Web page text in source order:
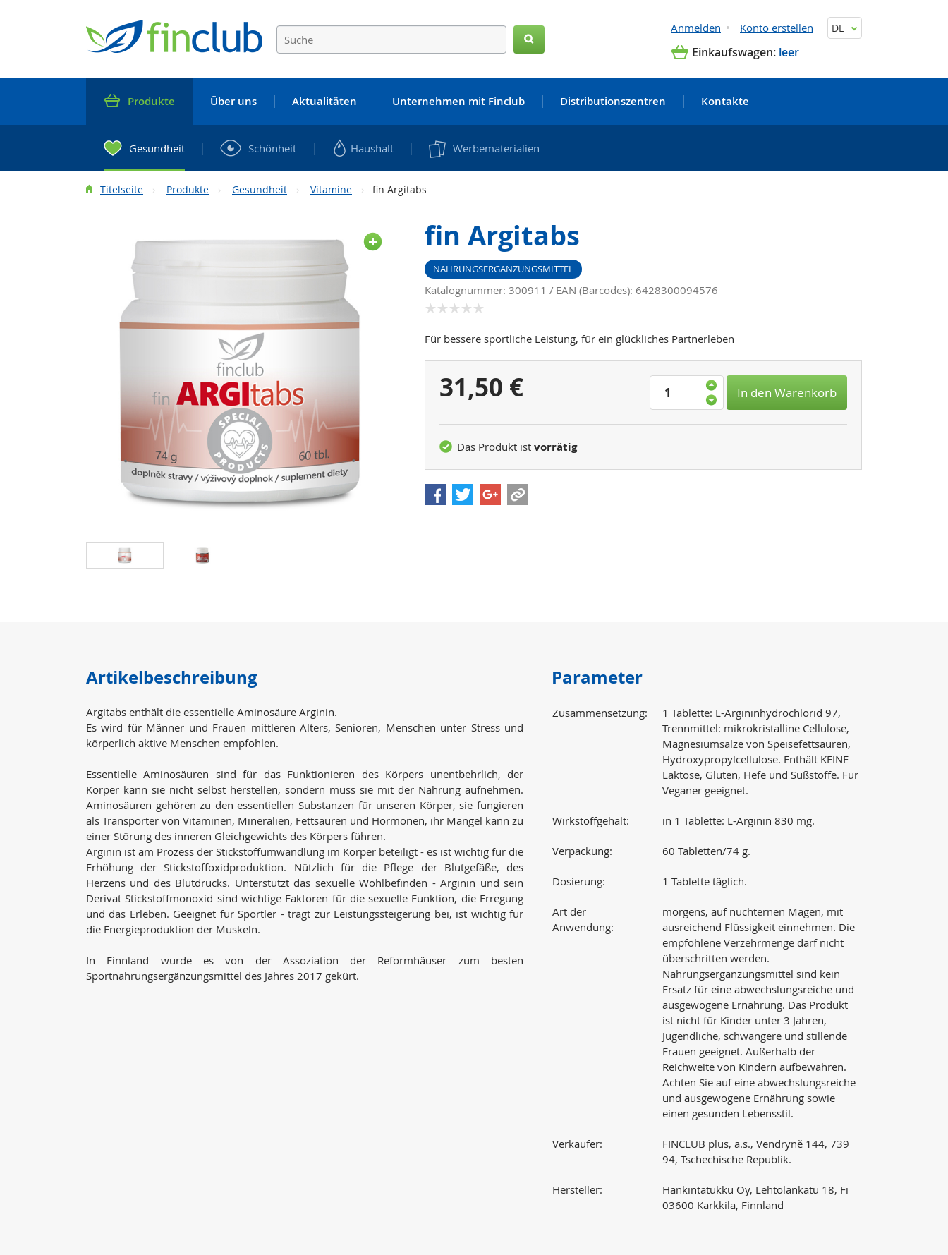
DE
Anmelden Konto erstellen
Einkaufswagen: leer
Produkte Über uns Aktualitäten Unternehmen mit Finclub Distributionszentren Kontakte
Gesundheit Schönheit Haushalt Werbematerialien
Titelseite Produkte Gesundheit Vitamine fin Argitabs
fin Argitabs
NAHRUNGSERGÄNZUNGSMITTEL
Katalognummer: 300911 EAN (Barcodes): 6428300094576
Für bessere sportliche Leistung, für ein glückliches Partnerleben
Ihr
31,50 € In den Warenkorb
Das Produkt ist vorrätig
Artikelbeschreibung
Argitabs enthält die essentielle Aminosäure Arginin.
Es wird für Männer und Frauen mittleren Alters, Senioren, Menschen unter Stress und
körperlich aktive Menschen empfohlen.
Essentielle Aminosäuren sind für das Funktionieren des Körpers unentbehrlich, der
Körper kann sie nicht selbst herstellen, sondern muss sie mit der Nahrung aufnehmen.
Aminosäuren gehören zu den essentiellen Substanzen für unseren Körper, sie fungieren
als Transporter von Vitaminen, Mineralien, Fettsäuren und Hormonen, ihr Mangel kann zu
einer Störung des inneren Gleichgewichts des Körpers führen.
Arginin ist am Prozess der Stickstoffumwandlung im Körper beteiligt - es ist wichtig für die
Erhöhung der Stickstoffoxidproduktion. Nützlich für die Pflege der Blutgefäße, des
Herzens und des Blutdrucks. Unterstützt das sexuelle Wohlbefinden - Arginin und sein
Derivat Stickstoffmonoxid sind wichtige Faktoren für die sexuelle Funktion, die Erregung
und das Erleben. Geeignet für Sportler - trägt zur Leistungssteigerung bei, ist wichtig für
die Energieproduktion der Muskeln.
In Finnland wurde es von der Assoziation der Reformhäuser zum besten
Sportnahrungsergänzungsmittel des Jahres 2017 gekürt.
Parameter
Zusammensetzung:
1 Tablette: L-Argininhydrochlorid 97,
Trennmittel: mikrokristalline Cellulose,
Magnesiumsalze von Speisefettsäuren,
Hydroxypropylcellulose. Enthält KEINE
Laktose, Gluten, Hefe und Süßstoffe. Für
Veganer geeignet.
Wirkstoffgehalt: in 1 Tablette: L-Arginin 830 mg.
Verpackung: 60 Tabletten/74 g.
Dosierung: 1 Tablette täglich.
Art der
Anwendung:
morgens, auf nüchternen Magen, mit
ausreichend Flüssigkeit einnehmen. Die
empfohlene Verzehrmenge darf nicht
überschritten werden.
Nahrungsergänzungsmittel sind kein
Ersatz für eine abwechslungsreiche und
ausgewogene Ernährung. Das Produkt
ist nicht für Kinder unter 3 Jahren,
Jugendliche, schwangere und stillende
Frauen geeignet. Außerhalb der
Reichweite von Kindern aufbewahren.
Achten Sie auf eine abwechslungsreiche
und ausgewogene Ernährung sowie
einen gesunden Lebensstil.
Verkäufer:
FINCLUB plus, a.s., Vendryně 144, 739
94, Tschechische Republik.
Hersteller:
Hankintatukku Oy, Lehtolankatu 18, Fi
03600 Karkkila, Finnland